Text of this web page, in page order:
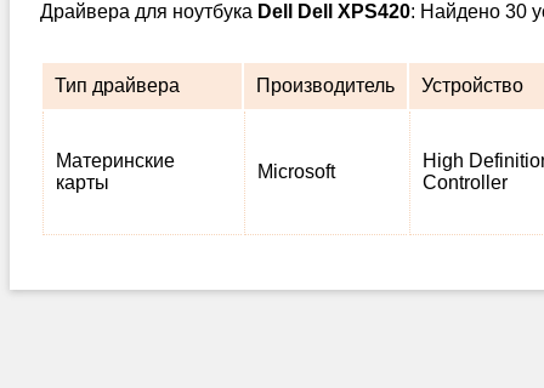
Драйвера для ноутбука Dell Dell XPS420: Найдено 30
Тип драйвера Производитель Устройство
Материнские
карты
Microsoft
High
Controller